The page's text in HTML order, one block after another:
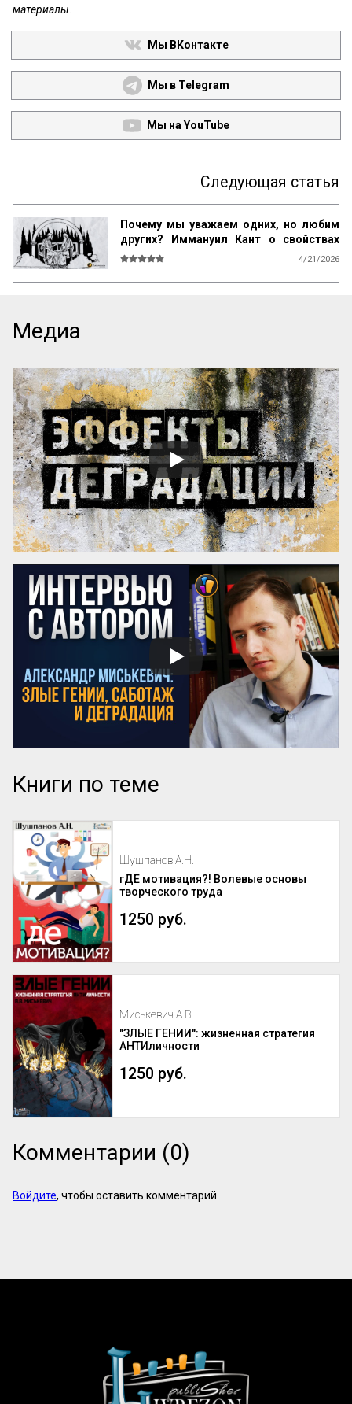
материалы.
Мы ВКонтакте
Мы в Telegram
Мы на YouTube
Следующая статья
Почему мы уважаем одних, но любим
других? Иммануил Кант о свойствах
возвышенного и прекрасного
4/21/2026
добродетель бургомистра. Правдивость
и честность просты и благородны, шутка
и угодливая лесть тонки и красивы.
Учтивость украшение добродетели.
Бескорыстное служебное рвение
благородно, утонченность и вежливость
прекрасны. Возвышенные свойства
внушают уважение, прекрасные любовь.
Люди, чувство которых обращено
преимущественно на прекрасное, ищут
себе честных, вер...
Медиа
Книги по теме
Шушпанов А.Н.
гДЕ мотивация?! Волевые основы
творческого труда
1250 руб.
Миськевич А.В.
"ЗЛЫЕ ГЕНИИ": жизненная стратегия
АНТИличности
1250 руб.
Комментарии (0)
Войдите, чтобы оставить комментарий.